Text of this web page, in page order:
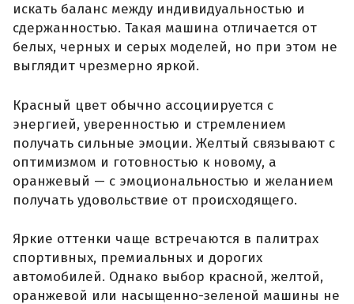
искать баланс между индивидуальностью и
сдержанностью. Такая машина отличается от
белых, черных и серых моделей, но при этом не
выглядит чрезмерно яркой.
Красный цвет обычно ассоциируется с
энергией, уверенностью и стремлением
получать сильные эмоции. Желтый связывают с
оптимизмом и готовностью к новому, а
оранжевый — с эмоциональностью и желанием
получать удовольствие от происходящего.
Яркие оттенки чаще встречаются в палитрах
спортивных, премиальных и дорогих
автомобилей. Однако выбор красной, желтой,
оранжевой или насыщенно-зеленой машины не